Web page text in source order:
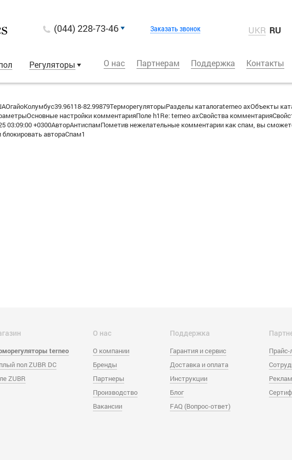
(044) 228-73-46 Заказать звонок UKR RU
Регуляторы О нас Партнерам Поддержка Контакты
82.99879ТерморегуляторыРазделы каталогаterneo axОбъекты
настройки комментарияПоле h1Re: terneo axСвойства
03:09:00 +0300АвторАнтиспамПометив нежелательные комментарии как спам, вы
автораСпам1
terneo
пол ZUBR DC
ZUBR
О нас
О компании
Бренды
Партнеры
Производство
Вакансии
Поддержка
Гарантия и сервис
Доставка и оплата
Инструкции
Блог
FAQ (Вопрос-ответ)